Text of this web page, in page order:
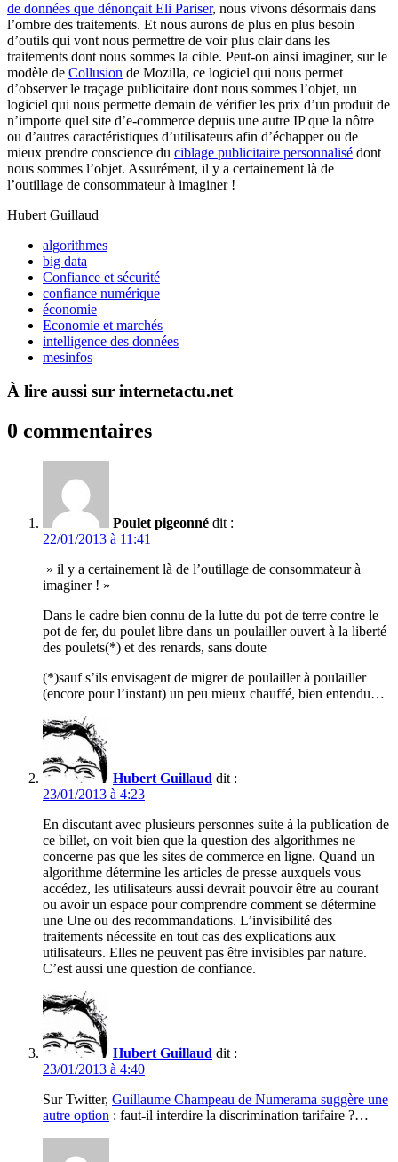
de données que dénonçait Eli Pariser, nous vivons désormais dans
l’ombre des traitements. Et nous aurons de plus en plus besoin
d’outils qui vont nous permettre de voir plus clair dans les
traitements dont nous sommes la cible. Peut-on ainsi imaginer, sur le
modèle de Collusion de Mozilla, ce logiciel qui nous permet
d’observer le traçage publicitaire dont nous sommes l’objet, un
logiciel qui nous permette demain de vérifier les prix d’un produit de
n’importe quel site d’e-commerce depuis une autre IP que la nôtre
ou d’autres caractéristiques d’utilisateurs afin d’échapper ou de
mieux prendre conscience du ciblage publicitaire personnalisé dont
nous sommes l’objet. Assurément, il y a certainement là de
l’outillage de consommateur à imaginer !
Hubert Guillaud
algorithmes
big data
Confiance et sécurité
confiance numérique
économie
Economie et marchés
intelligence des données
mesinfos
À lire aussi sur internetactu.net
0 commentaires
Poulet pigeonné dit :
22/01/2013 à 11:41
» il y a certainement là de l’outillage de consommateur à
imaginer ! »
Dans le cadre bien connu de la lutte du pot de terre contre le
pot de fer, du poulet libre dans un poulailler ouvert à la liberté
des poulets(*) et des renards, sans doute
(*)sauf s’ils envisagent de migrer de poulailler à poulailler
(encore pour l’instant) un peu mieux chauffé, bien entendu…
Hubert Guillaud dit :
23/01/2013 à 4:23
En discutant avec plusieurs personnes suite à la publication de
ce billet, on voit bien que la question des algorithmes ne
concerne pas que les sites de commerce en ligne. Quand un
algorithme détermine les articles de presse auxquels vous
accédez, les utilisateurs aussi devrait pouvoir être au courant
ou avoir un espace pour comprendre comment se détermine
une Une ou des recommandations. L’invisibilité des
traitements nécessite en tout cas des explications aux
utilisateurs. Elles ne peuvent pas être invisibles par nature.
C’est aussi une question de confiance.
Hubert Guillaud dit :
23/01/2013 à 4:40
Sur Twitter, Guillaume Champeau de Numerama suggère une
autre option : faut-il interdire la discrimination tarifaire ?…